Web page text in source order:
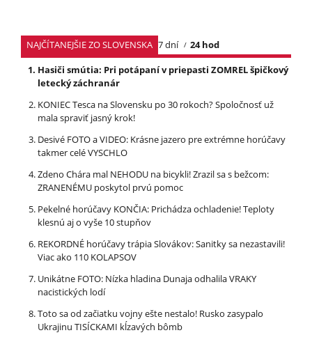
NAJČÍTANEJŠIE ZO SLOVENSKA 7 dní
24 hod
Hasiči smútia: Pri potápaní v priepasti ZOMREL špičkový
letecký záchranár
KONIEC Tesca na Slovensku po 30 rokoch? Spoločnosť už
mala spraviť jasný krok!
Desivé FOTO a VIDEO: Krásne jazero pre extrémne horúčavy
takmer celé VYSCHLO
Zdeno Chára mal NEHODU na bicykli! Zrazil sa s bežcom:
ZRANENÉMU poskytol prvú pomoc
Pekelné horúčavy KONČIA: Prichádza ochladenie! Teploty
klesnú aj o vyše 10 stupňov
REKORDNÉ horúčavy trápia Slovákov: Sanitky sa nezastavili!
Viac ako 110 KOLAPSOV
Unikátne FOTO: Nízka hladina Dunaja odhalila VRAKY
nacistických lodí
Toto sa od začiatku vojny ešte nestalo! Rusko zasypalo
Ukrajinu TISÍCKAMI kĺzavých bômb